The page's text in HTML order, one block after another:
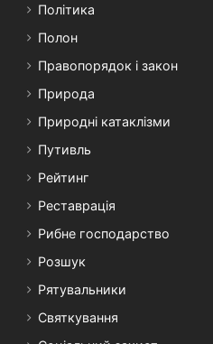
Політика
Полон
Правопорядок і закон
Природа
Природні катаклізми
Путивль
Рейтинг
Реставрація
Рибне господарство
Розшук
Рятувальники
Святкування